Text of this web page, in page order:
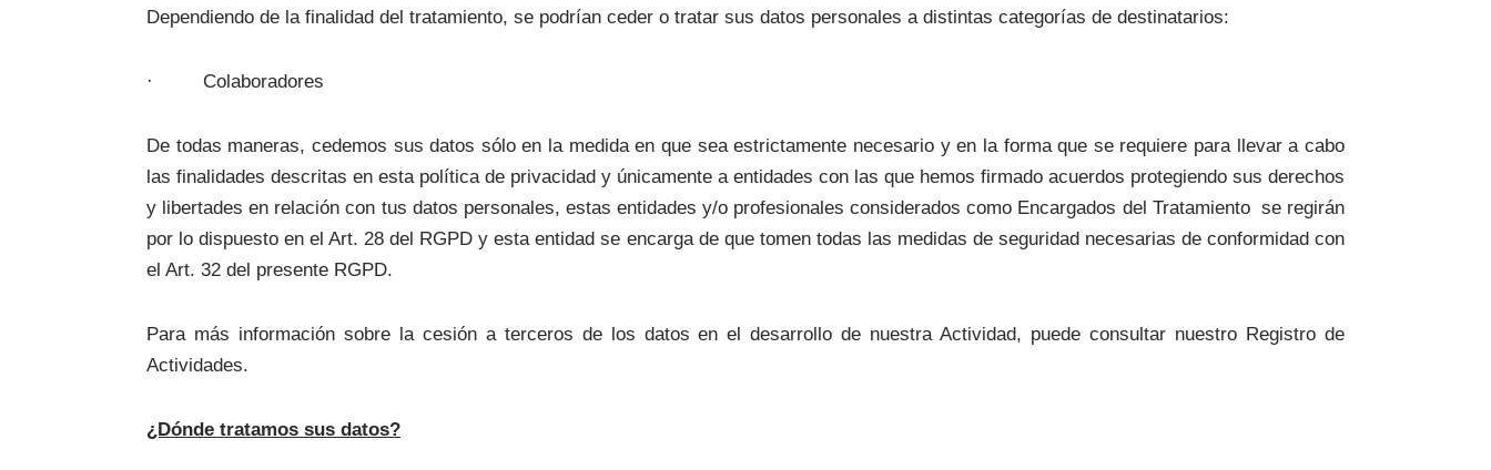
Dependiendo de la finalidad del tratamiento, se podrían ceder o tratar sus datos personales a distintas categorías de destinatarios:
· Colaboradores
De todas maneras, cedemos sus datos sólo en la medida en que sea estrictamente necesario y en la forma que se requiere para llevar a cabo
las finalidades descritas en esta política de privacidad y únicamente a entidades con las que hemos firmado acuerdos protegiendo sus derechos
y libertades en relación con tus datos personales, estas entidades y/o profesionales considerados como Encargados del Tratamiento se regirán
por lo dispuesto en el Art. 28 del RGPD y esta entidad se encarga de que tomen todas las medidas de seguridad necesarias de conformidad con
el Art. 32 del presente RGPD.
Para más información sobre la cesión a terceros de los datos en el desarrollo de nuestra Actividad, puede consultar nuestro Registro de
Actividades.
¿Dónde tratamos sus datos?